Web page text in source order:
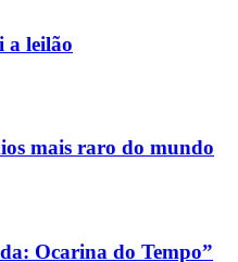
a leilão
mais raro do mundo
Ocarina do Tempo”